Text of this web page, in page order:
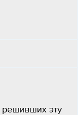
решивших эту